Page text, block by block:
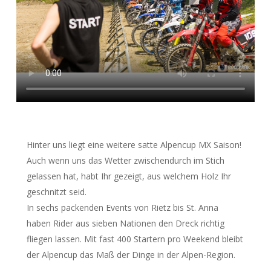
Hinter uns liegt eine weitere satte Alpencup MX Saison!
Auch wenn uns das Wetter zwischendurch im Stich
gelassen hat, habt Ihr gezeigt, aus welchem Holz Ihr
geschnitzt seid.
In sechs packenden Events von Rietz bis St. Anna
haben Rider aus sieben Nationen den Dreck richtig
fliegen lassen. Mit fast 400 Startern pro Weekend bleibt
der Alpencup das Maß der Dinge in der Alpen-Region.